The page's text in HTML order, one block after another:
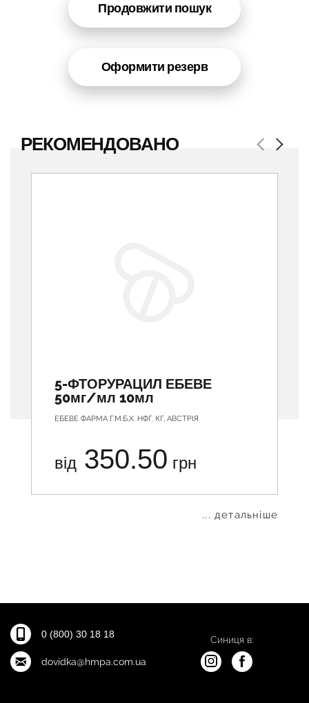
Продовжити пошук
Оформити резерв
РЕКОМЕНДОВАНО Previous
5-ФТОРУРАЦИЛ ЕБЕВЕ
50мг/мл 10мл
ЕБЕВЕ ФАРМА Г.М.Б.Х. НФГ. КГ, АВСТРІЯ
від 350.50 грн
... детальніше
Next
0 (800) 30 18 18
dovidka@hmpa.com.ua
Синиця в: